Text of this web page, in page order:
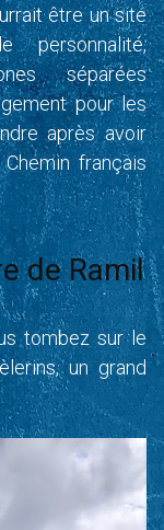
être un site
personnalité,
séparées
pour les
après avoir
français
de Ramil
tombez sur le
un grand